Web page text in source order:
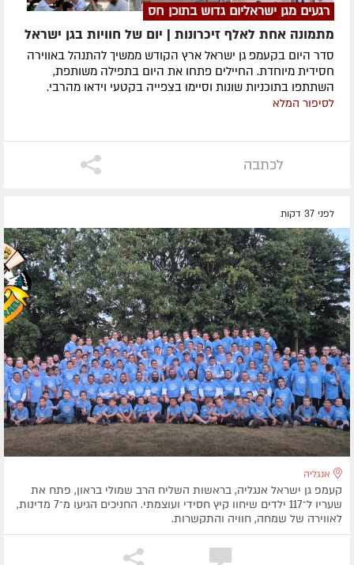
רגעים מגן ישראליום גדוש בתוכן חס
מתמונה אחת לאלף זיכרונות | יום של חוויות בגן ישראל
סדר היום בקעמפ גן ישראל ארץ הקודש ממשיך להתנהל באווירה
חסידית מיוחדת. החיילים פתחו את היום בתפילה משותפת,
השתתפו בתוכניות שונות וסיימו בצפייה בקטעי וידאו מהרבי.
לסיפור המלא
לכתבה
לפני 37 דקות
אנגליה
קעמפ גן ישראל אנגליה, בראשות השליח הרב שמולי בראון, פתח את
שעריו ל־117 ילדים שיחוו קיץ חסידי ועוצמתי. החניכים הגיעו מ־7 מדינות,
לאווירה של שמחה, חוויה והתקשרות.